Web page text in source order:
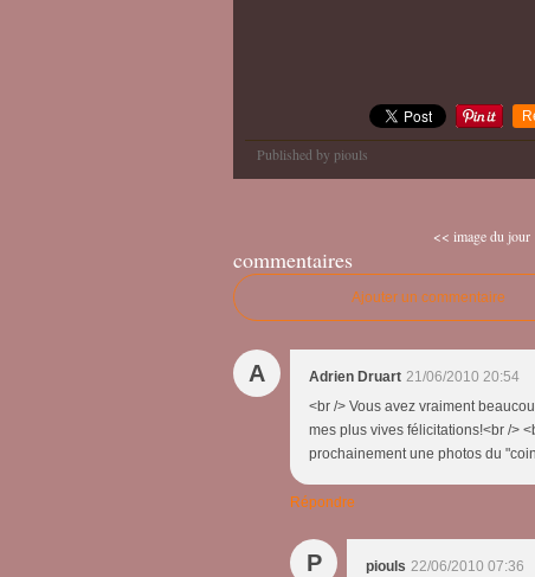
Published by piouls
<< image du
commentaires
Ajouter un commentaire
A Adrien Druart 21/06/2010 20:54
<br /> Vous avez vraiment
mes plus vives félicitations!<br />
prochainement une photos du
Répondre
P piouls 22/06/2010 07:36